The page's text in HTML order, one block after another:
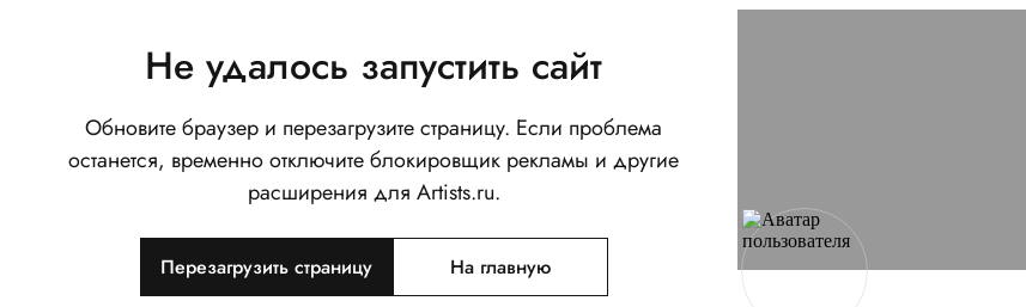
Не удалось запустить сайт
Обновите браузер и перезагрузите страницу. Если проблема
останется, временно отключите блокировщик рекламы и другие
расширения для Artists.ru.
Перезагрузить страницу На главную